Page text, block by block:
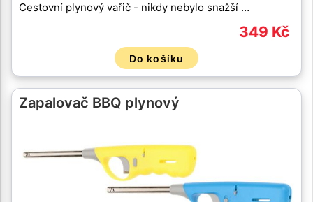
Cestovní plynový vařič - nikdy nebylo snažší …
349 Kč
Do košíku
Zapalovač BBQ plynový